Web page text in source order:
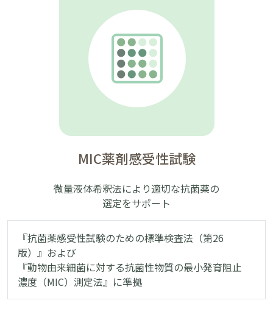
MIC薬剤感受性試験
微量液体希釈法により適切な抗菌薬の
選定をサポート
『抗菌薬感受性試験のための標準検査法（第26
版）』および
『動物由来細菌に対する抗菌性物質の最⼩発育阻⽌
濃度（MIC）測定法』に準拠